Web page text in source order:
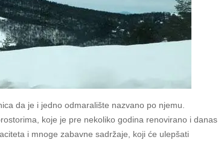
da je i jedno odmaralište nazvano po njemu.
koje je pre nekoliko godina renovirano i danas
i mnoge zabavne sadržaje, koji će ulepšati